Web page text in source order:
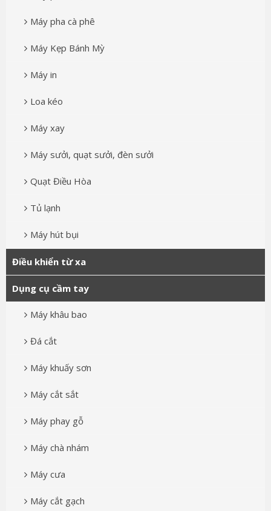
Máy pha cà phê
Máy Kẹp Bánh Mỳ
Máy in
Loa kéo
Máy xay
Máy sưởi, quạt sưởi, đèn sưởi
Quạt Điều Hòa
Tủ lạnh
Máy hút bụi
Điều khiển từ xa
Dụng cụ cầm tay
Máy khâu bao
Đá cắt
Máy khuấy sơn
Máy cắt sắt
Máy phay gỗ
Máy chà nhám
Máy cưa
Máy cắt gạch